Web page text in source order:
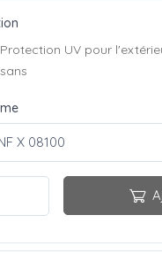
Protection UV pour
sans